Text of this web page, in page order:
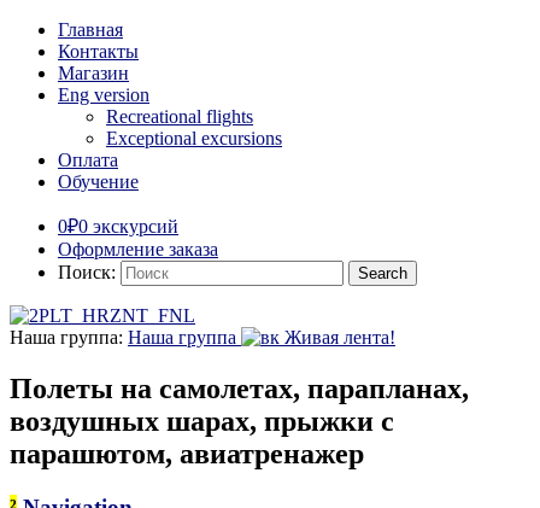
Главная
Контакты
Магазин
Eng version
Recreational flights
Exceptional excursions
Оплата
Обучение
0₽0 экскурсий
Оформление заказа
Поиск:
Наша группа: Наша группа Живая лента!
Полеты на самолетах, парапланах,
воздушных шарах, прыжки с
парашютом, авиатренажер